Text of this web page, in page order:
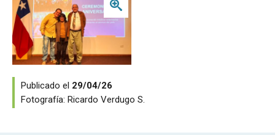
Publicado el 29/04/26
Fotografía: Ricardo Verdugo S.